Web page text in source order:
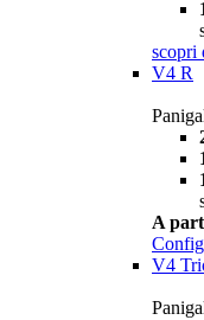
scopri
V4 R
A
V4